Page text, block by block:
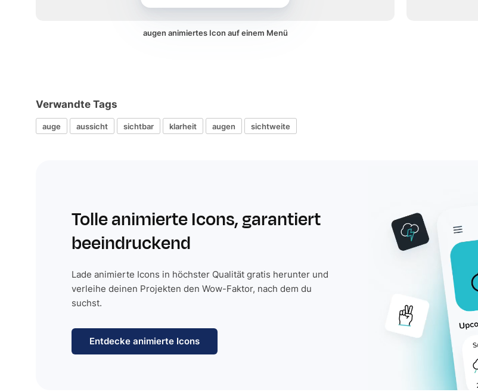
augen animiertes Icon auf einem Menü
Verwandte Tags
auge aussicht sichtbar klarheit augen sichtweite
Tolle animierte Icons, garantiert
beeindruckend
Lade animierte Icons in höchster Qualität gratis herunter und
verleihe deinen Projekten den Wow-Faktor, nach dem du
suchst.
Entdecke animierte Icons